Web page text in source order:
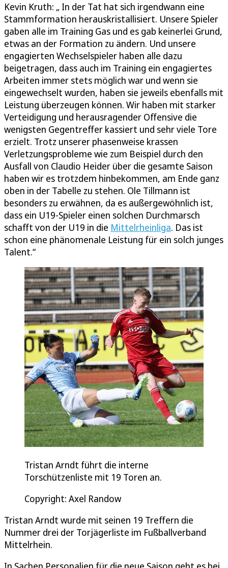
Kevin Kruth: „ In der Tat hat sich irgendwann eine
Stammformation herauskristallisiert. Unsere Spieler
gaben alle im Training Gas und es gab keinerlei Grund,
etwas an der Formation zu ändern. Und unsere
engagierten Wechselspieler haben alle dazu
beigetragen, dass auch im Training ein engagiertes
Arbeiten immer stets möglich war und wenn sie
eingewechselt wurden, haben sie jeweils ebenfalls mit
Leistung überzeugen können. Wir haben mit starker
Verteidigung und herausragender Offensive die
wenigsten Gegentreffer kassiert und sehr viele Tore
erzielt. Trotz unserer phasenweise krassen
Verletzungsprobleme wie zum Beispiel durch den
Ausfall von Claudio Heider über die gesamte Saison
haben wir es trotzdem hinbekommen, am Ende ganz
oben in der Tabelle zu stehen. Ole Tillmann ist
besonders zu erwähnen, da es außergewöhnlich ist,
dass ein U19-Spieler einen solchen Durchmarsch
schafft von der U19 in die Mittelrheinliga. Das ist
schon eine phänomenale Leistung für ein solch junges
Talent.“
Tristan Arndt führt die interne
Torschützenliste mit 19 Toren an.
Copyright: Axel Randow
Tristan Arndt wurde mit seinen 19 Treffern die
Nummer drei der Torjägerliste im Fußballverband
Mittelrhein.